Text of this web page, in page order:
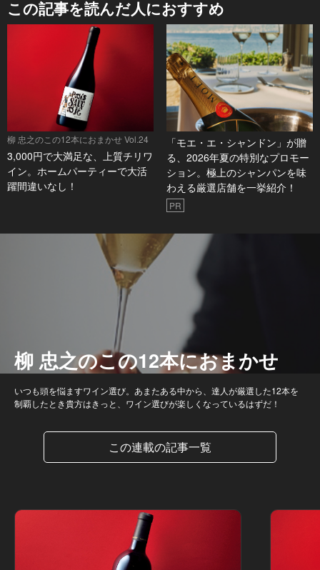
この記事を読んだ人におすすめ
柳 忠之のこの12本におまかせ Vol.24
3,000円で大満足な、上質チリワ
イン。ホームパーティーで大活
躍間違いなし！
「モエ・エ・シャンドン」が贈
る、2026年夏の特別なプロモー
ション。極上のシャンパンを味
わえる厳選店舗を一挙紹介！
PR
柳 忠之のこの12本におまかせ
いつも頭を悩ますワイン選び。あまたある中から、達人が厳選した12本を
制覇したとき貴方はきっと、ワイン選びが楽しくなっているはずだ！
この連載の記事一覧